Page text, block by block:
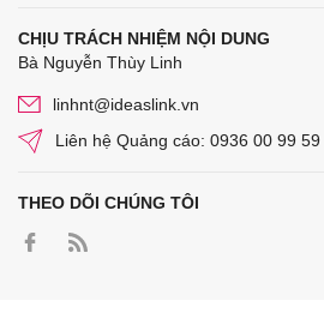
CHỊU TRÁCH NHIỆM NỘI DUNG
Bà Nguyễn Thùy Linh
linhnt@ideaslink.vn
Liên hệ Quảng cáo: 0936 00 99 59
THEO DÕI CHÚNG TÔI